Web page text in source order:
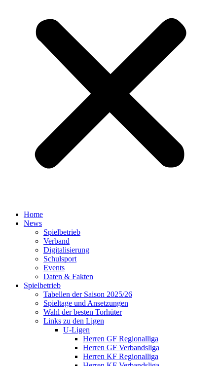
Home
News
Spielbetrieb
Verband
Digitalisierung
Schulsport
Events
Daten & Fakten
Spielbetrieb
Tabellen der Saison 2025/26
Spieltage und Ansetzungen
Wahl der besten Torhüter
Links zu den Ligen
U-Ligen
Herren GF Regionalliga
Herren GF Verbandsliga
Herren KF Regionalliga